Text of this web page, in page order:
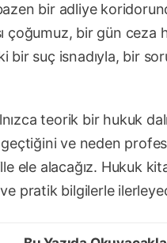
bir adliye
çoğumuz, bir gün
bir suç isnadıyla, bir
teorik bir hukuk
ve neden
ele alacağız. Hukuk
pratik bilgilerle